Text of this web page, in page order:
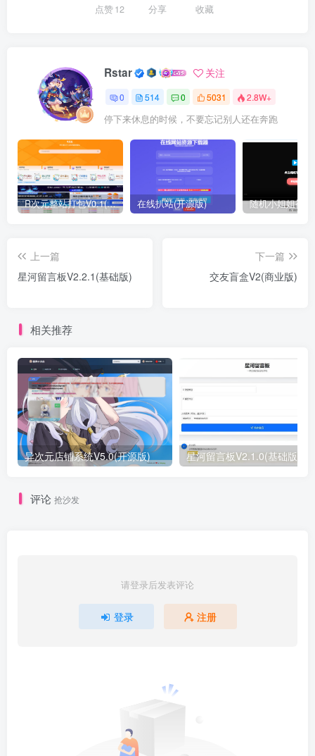
点赞12 分享 收藏
Rstar 关注
0 514 0 5031 2.8W+
停下来休息的时候，不要忘记别人还在奔跑
R次元整站打包V0.1(原创) 在线扒站(开源版)
上一篇
星河留言板V2.2.1(基础版)
下一篇
交友盲盒V2(商业版)
相关推荐
异次元店铺系统V5.0(开源版) 星河留言板V2.1.0(基础版)
评论 抢沙发
请登录后发表评论
登录 注册